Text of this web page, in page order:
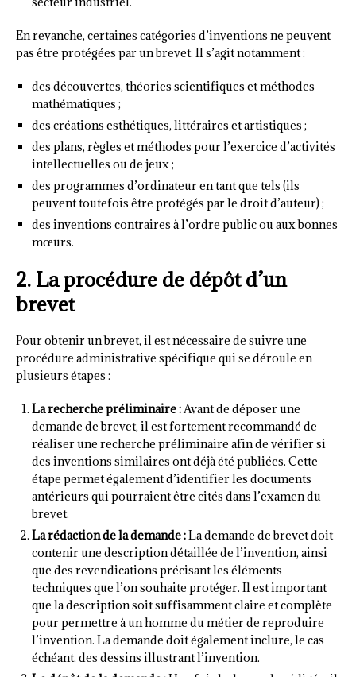
En revanche, certaines catégories d’inventions ne peuvent
pas être protégées par un brevet. Il s’agit notamment :
des découvertes, théories scientifiques et méthodes
mathématiques ;
des créations esthétiques, littéraires et artistiques ;
des plans, règles et méthodes pour l’exercice d’activités
intellectuelles ou de jeux ;
des programmes d’ordinateur en tant que tels (ils
peuvent toutefois être protégés par le droit d’auteur) ;
des inventions contraires à l’ordre public ou aux bonnes
mœurs.
2. La procédure de dépôt d’un
brevet
Pour obtenir un brevet, il est nécessaire de suivre une
procédure administrative spécifique qui se déroule en
plusieurs étapes :
La recherche préliminaire :Avant de déposer une
demande de brevet, il est fortement recommandé de
réaliser une recherche préliminaire afin de vérifier si
des inventions similaires ont déjà été publiées. Cette
étape permet également d’identifier les documents
antérieurs qui pourraient être cités dans l’examen du
brevet.
La rédaction de la demande :La demande de brevet doit
contenir une description détaillée de l’invention, ainsi
que des revendications précisant les éléments
techniques que l’on souhaite protéger. Il est important
que la description soit suffisamment claire et complète
pour permettre à un homme du métier de reproduire
l’invention. La demande doit également inclure, le cas
échéant, des dessins illustrant l’invention.